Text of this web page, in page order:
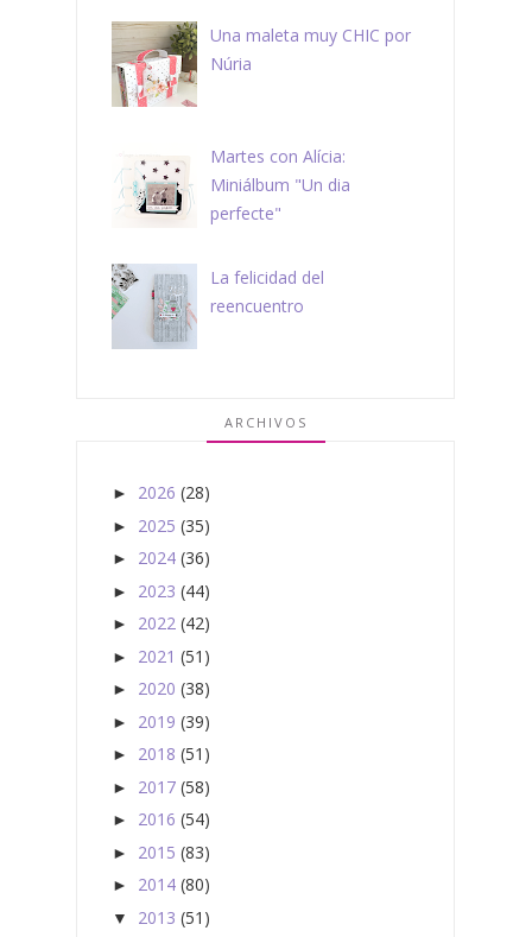
Una maleta muy CHIC por
Núria
Martes con Alícia:
Miniálbum "Un dia
perfecte"
La felicidad del
reencuentro
ARCHIVOS
► 2026 (28)
► 2025 (35)
► 2024 (36)
► 2023 (44)
► 2022 (42)
► 2021 (51)
► 2020 (38)
► 2019 (39)
► 2018 (51)
► 2017 (58)
► 2016 (54)
► 2015 (83)
► 2014 (80)
▼ 2013 (51)